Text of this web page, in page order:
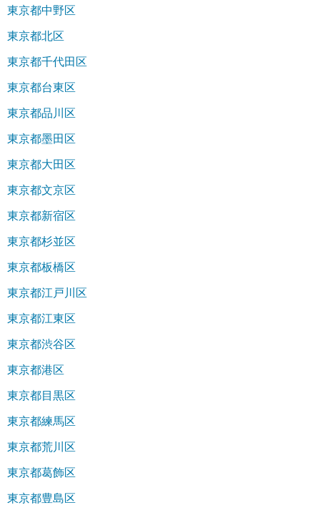
東京都中野区
東京都北区
東京都千代田区
東京都台東区
東京都品川区
東京都墨田区
東京都大田区
東京都文京区
東京都新宿区
東京都杉並区
東京都板橋区
東京都江戸川区
東京都江東区
東京都渋谷区
東京都港区
東京都目黒区
東京都練馬区
東京都荒川区
東京都葛飾区
東京都豊島区